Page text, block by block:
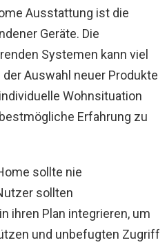
Ausstattung ist die
Geräte. Die
Systemen kann viel
Auswahl neuer Produkte
Wohnsituation
Erfahrung zu
sollte nie
sollten
ihren Plan integrieren, um
und unbefugten Zugriff